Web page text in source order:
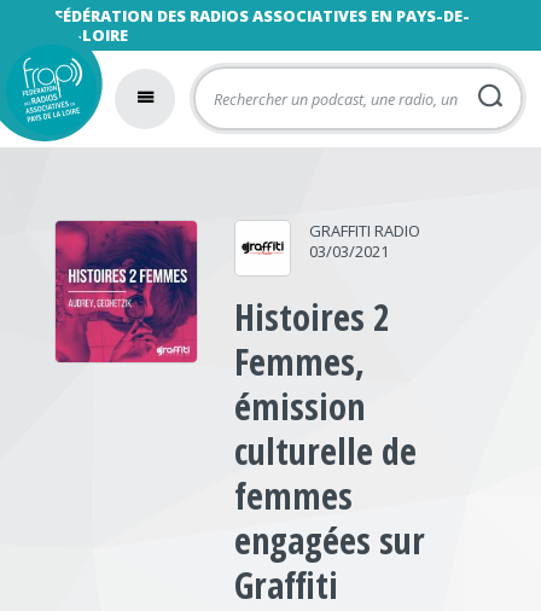
FÉDÉRATION DES RADIOS ASSOCIATIVES EN PAYS-DE-
LA-LOIRE
GRAFFITI RADIO
03/03/2021
Histoires 2
Femmes,
émission
culturelle de
femmes
engagées sur
Graffiti